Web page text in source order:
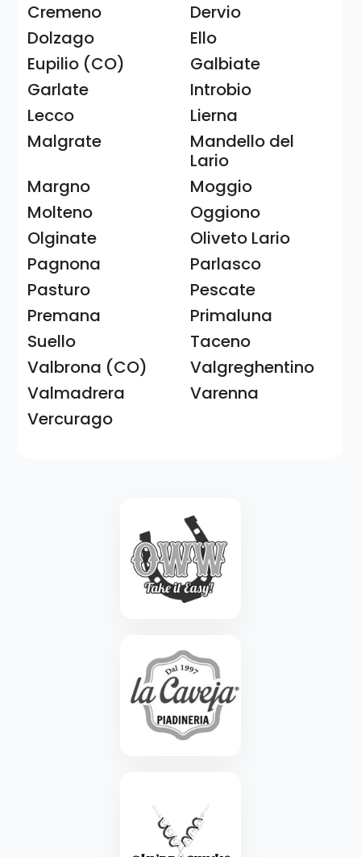
Cremeno
Dervio
Dolzago
Ello
Eupilio (CO)
Galbiate
Garlate
Introbio
Lecco
Lierna
Malgrate
Mandello del
Lario
Margno
Moggio
Molteno
Oggiono
Olginate
Oliveto Lario
Pagnona
Parlasco
Pasturo
Pescate
Premana
Primaluna
Suello
Taceno
Valbrona (CO)
Valgreghentino
Valmadrera
Varenna
Vercurago